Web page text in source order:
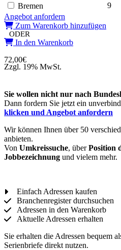
Bremen
9
Angebot anfordern
Zum Warenkorb hinzufügen
ODER
In den Warenkorb
72,00€
Zzgl. 19% MwSt.
Sie wollen nicht nur nach
Dann fordern Sie jetzt ein
klicken und Angebot anfordern
Wir können Ihnen über 50
anbieten.
Von Umkreissuche, überPosition
Jobbezeichnung und vielem mehr.
Einfach Adressen kaufen
Branchenregister durchsuchen
Adressen in den Warenkorb
Aktuelle Adressen erhalten
Sie erhalten die Adressen bequem
Serienbriefe direkt nutzen.